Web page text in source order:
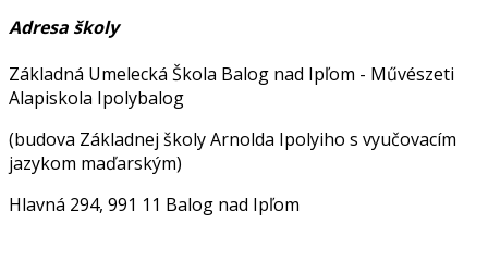
Adresa školy
Základná Umelecká Škola Balog nad Ipľom - Művészeti
Alapiskola Ipolybalog
(budova Základnej školy Arnolda Ipolyiho s vyučovacím
jazykom maďarským)
Hlavná 294, 991 11 Balog nad Ipľom